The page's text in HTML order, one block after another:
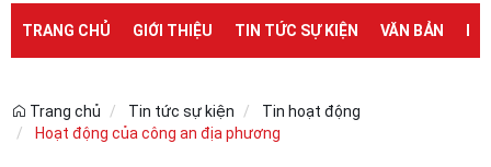
TRANG CHỦ GIỚI THIỆU TIN TỨC SỰ KIỆN VĂN BẢN
Trang chủ Tin tức sự kiện
Tin hoạt động
Hoạt động của công an địa phương